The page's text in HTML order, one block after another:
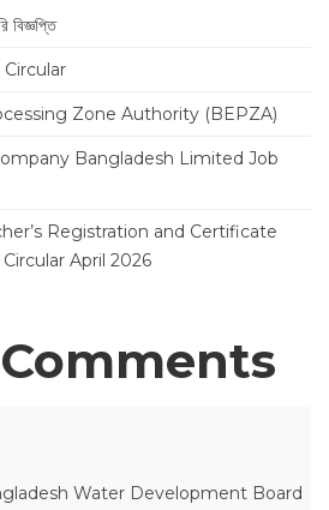
বিজ্ঞপ্তি
Zone Authority (BEPZA)
Bangladesh Limited Job
Registration and Certificate
April 2026
Water Development Board